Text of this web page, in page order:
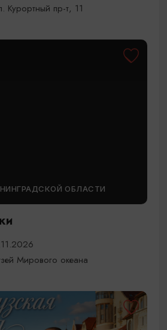
Курортный пр-т, 11
ОБЛАСТИ
Мирового океана